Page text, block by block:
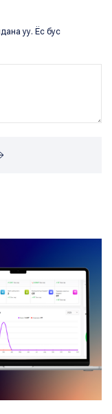
уу. Ёс бус